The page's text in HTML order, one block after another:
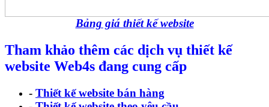
Bảng giá thiết kế website
Tham khảo thêm các dịch vụ thiết kế
website Web4s đang cung cấp
- Thiết kế website bán hàng